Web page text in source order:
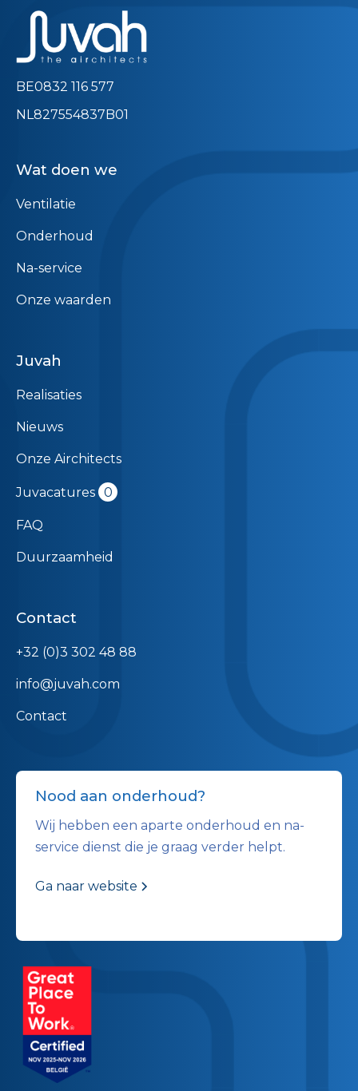
BE0832 116 577
NL827554837B01
Wat doen we
Ventilatie
Onderhoud
Na-service
Onze waarden
Juvah
Realisaties
Nieuws
Onze Airchitects
Juvacatures 0
FAQ
Duurzaamheid
Contact
+32 (0)3 302 48 88
info@juvah.com
Contact
Nood aan onderhoud?
Wij hebben een aparte onderhoud en na-
service dienst die je graag verder helpt.
Ga naar website